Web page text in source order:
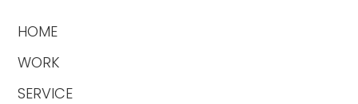
HOME
WORK
SERVICE